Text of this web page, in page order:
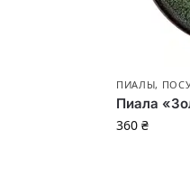
ПИАЛЫ,
Пиала
360 ₴